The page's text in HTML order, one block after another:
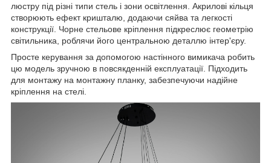
люстру під різні типи стель і зони освітлення. Акрилові кільця
створюють ефект кришталю, додаючи сяйва та легкості
конструкції. Чорне стельове кріплення підкреслює геометрію
світильника, роблячи його центральною деталлю інтер'єру.
Просте керування за допомогою настінного вимикача робить
цю модель зручною в повсякденній експлуатації. Підходить
для монтажу на монтажну планку, забезпечуючи надійне
кріплення на стелі.